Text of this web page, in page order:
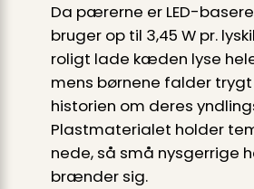
Da pærerne er LED-
bruger op til 3,45 W pr.
roligt lade kæden lyse
mens børnene falder trygt
historien om deres
Plastmaterialet holder
nede, så små nysgerrige
brænder sig.